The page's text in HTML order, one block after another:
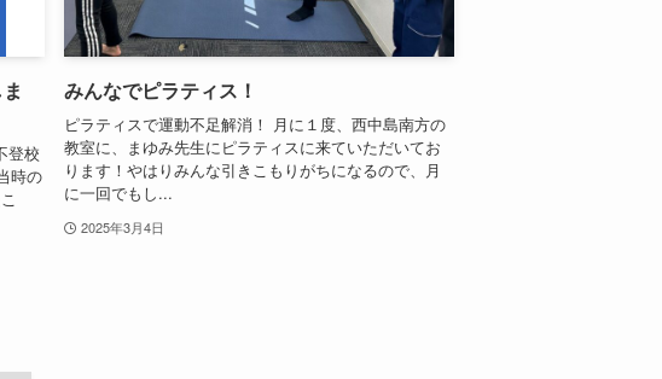
登校
時の
みんなでピラティス！
ピラティスで運動不足解消！ 月に１度、西中島南方の
教室に、まゆみ先生にピラティスに来ていただいてお
ります！やはりみんな引きこもりがちになるので、月
に一回でもし...
2025年3月4日